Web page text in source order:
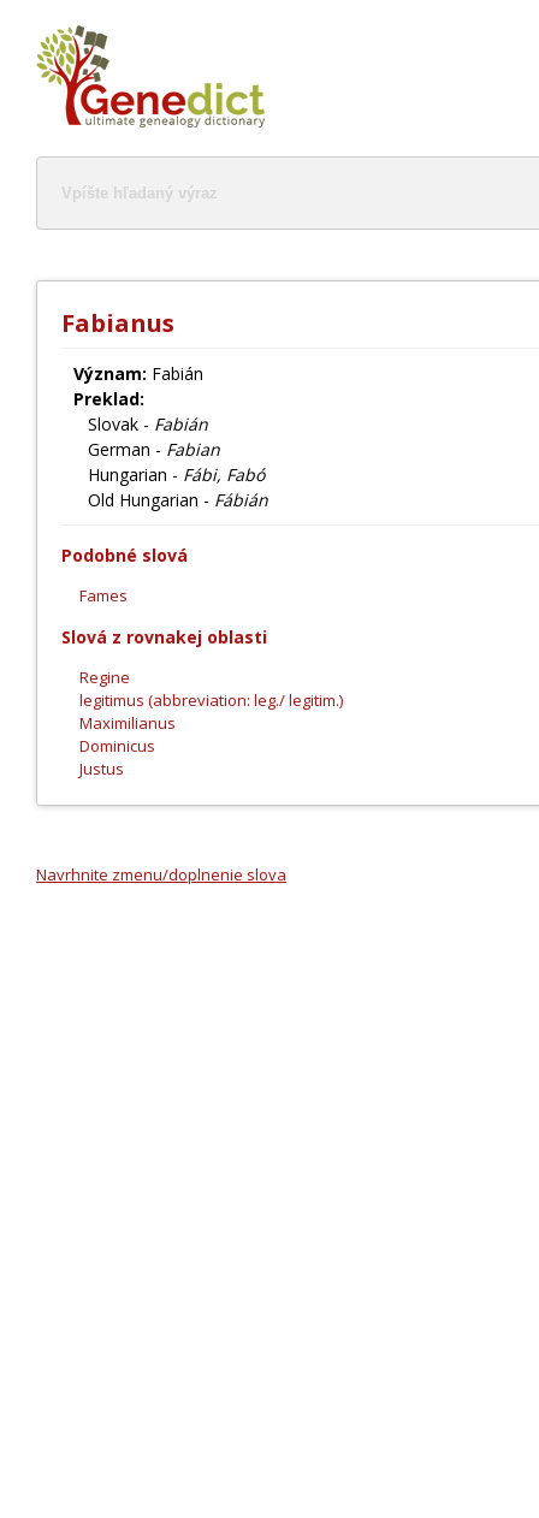
Fabianus
Význam: Fabián
Preklad:
Slovak - Fabián
German - Fabian
Hungarian - Fábi, Fabó
Old Hungarian - Fábián
Podobné slová
Fames
Slová z rovnakej oblasti
Regine
legitimus (abbreviation: leg./ legitim.)
Maximilianus
Dominicus
Justus
Navrhnite zmenu/doplnenie slova